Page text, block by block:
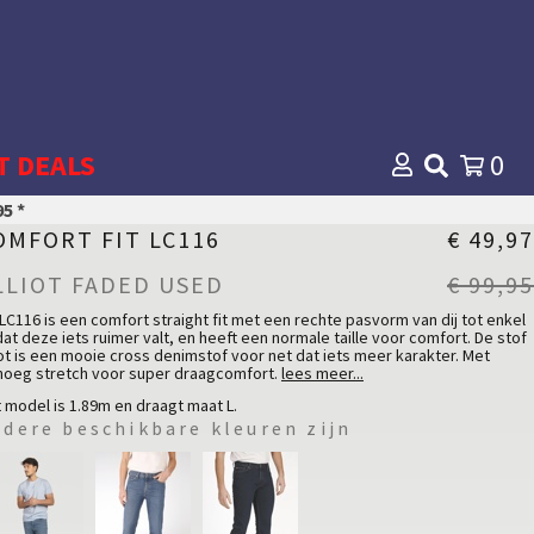
DEALS 0
*
FIT LC116
€ 49,97
FADED USED
€ 99,95
is een comfort straight fit met een rechte pasvorm van dij tot enkel
deze iets ruimer valt, en heeft een normale taille voor comfort. De stof
is een mooie cross denimstof voor net dat iets meer karakter. Met
stretch voor super draagcomfort. lees meer...
in een lichtblauwe wassing met subtiel cross effect voor een authentieke
Comfort Fit - Medium Waist
99 %
model is 1.89m en draagt maat L.
beschikbare kleuren zijn